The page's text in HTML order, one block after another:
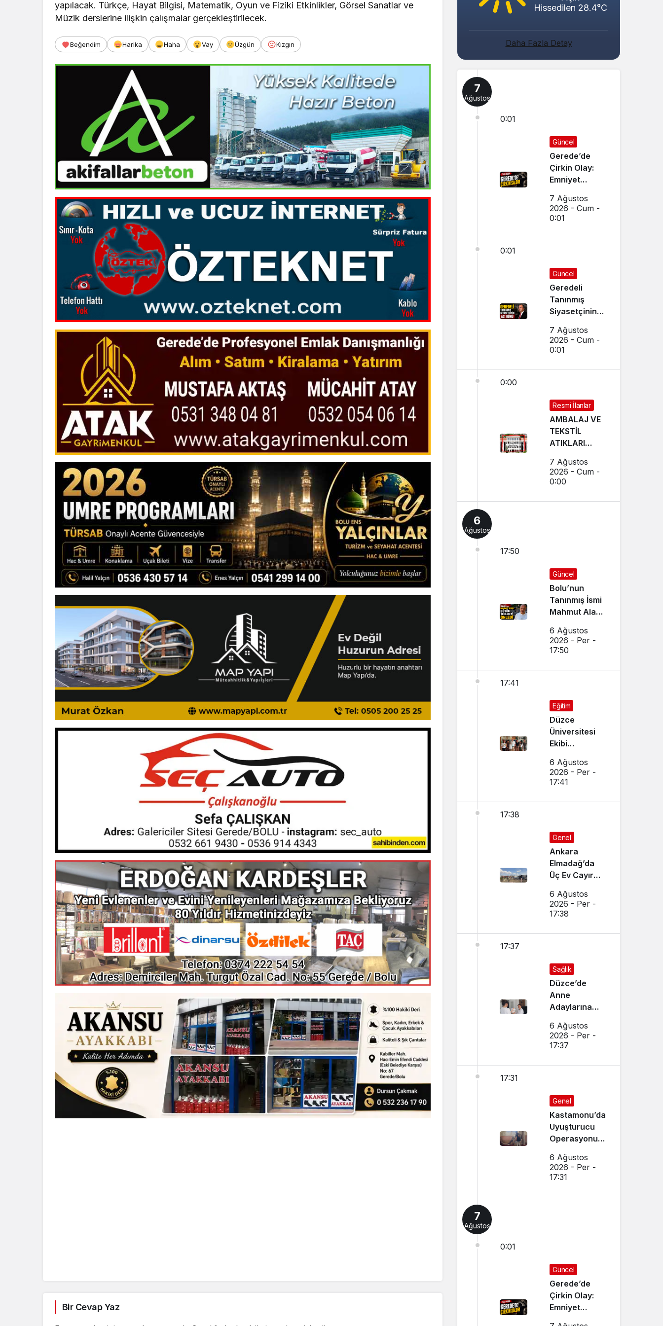
yapılacak. Türkçe, Hayat Bilgisi, Matematik, Oyun ve Fiziki Etkinlikler, Görsel Sanatlar ve
Müzik derslerine ilişkin çalışmalar gerçekleştirilecek.
Beğendim Harika Haha Vay Üzgün Kızgın
Bir Cevap Yaz
Hissedilen 28.4°C
Daha Fazla Detay
7
Ağustos
0:01
Güncel
Gerede’de
Çirkin Olay:
Emniyet
Başlattı
7 Ağustos
2026 - Cum -
0:01
0:01
Güncel
Geredeli
Tanınmış
Siyasetçinin
7 Ağustos
2026 - Cum -
0:01
0:00
Resmi İlanlar
AMBALAJ VE
TEKSTİL
ATIKLARI
İHALELERİ
(GEREDE
7 Ağustos
2026 - Cum -
0:00
6
Ağustos
17:50
Güncel
Bolu’nun
Tanınmış İsmi
Mahmut Alan
Tehlikeyi
Önledi
6 Ağustos
2026 - Per -
17:50
17:41
Eğitim
Düzce
Üniversitesi
Ekibi
Ses Verdi
6 Ağustos
2026 - Per -
17:41
17:38
Genel
Ankara
Elmadağ’da
Üç Ev Cayır
6 Ağustos
2026 - Per -
17:38
17:37
Sağlık
Düzce’de
Anne
Adaylarına
Ziyaretleri
Yapılıyor
6 Ağustos
2026 - Per -
17:37
17:31
Genel
Kastamonu’da
Uyuşturucu
Operasyonu:
6 Ağustos
2026 - Per -
17:31
7
Ağustos
0:01
Güncel
Gerede’de
Çirkin Olay:
Emniyet